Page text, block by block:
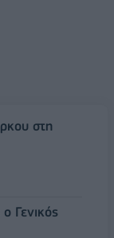
στη
Γενικός